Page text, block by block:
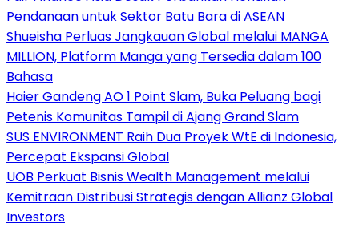
Pendanaan untuk Sektor Batu Bara di ASEAN
Shueisha Perluas Jangkauan Global melalui MANGA
MILLION, Platform Manga yang Tersedia dalam 100
Bahasa
Haier Gandeng AO 1 Point Slam, Buka Peluang bagi
Petenis Komunitas Tampil di Ajang Grand Slam
SUS ENVIRONMENT Raih Dua Proyek WtE di Indonesia,
Percepat Ekspansi Global
UOB Perkuat Bisnis Wealth Management melalui
Kemitraan Distribusi Strategis dengan Allianz Global
Investors